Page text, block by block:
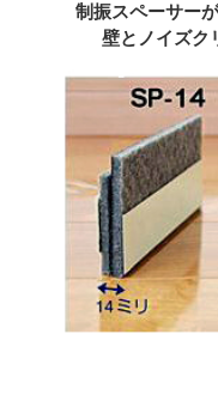
制振スペーサー
壁とノイズク